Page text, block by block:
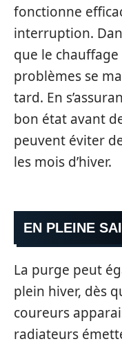
fonctionne
interruption.
que le
problèmes se
tard. En
bon état avant
peuvent éviter
les mois d’hiver.
EN PLEINE
La purge peut
plein hiver, dès
coureurs
radiateurs